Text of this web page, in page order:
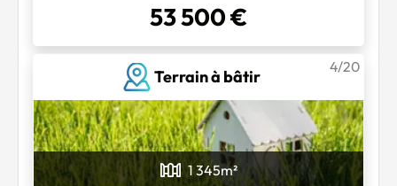
53 500 €
Terrain à bâtir
4/20
1 345m²